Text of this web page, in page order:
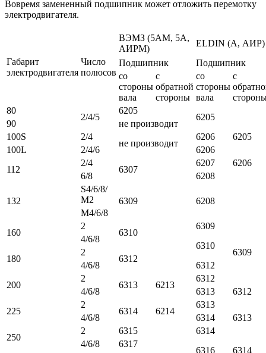
Вовремя замененный подшипник может отложить перемотку
электродвигателя.
Габарит
электродвигателя
Число
полюсов
ВЭМЗ (5АМ, 5А,
АИРМ)
ELDIN (А, АИР)
Подшипник
Подшипник
со
стороны
вала
с
обратной
стороны
со
стороны
вала
с
80
2/4/5
6205
6205
90
не производит
100S
2/4
не производит
6206
6205
100L
2/4/6
6206
112
2/4
6307
6207
6206
6/8
6208
132
S4/6/8/
М2
6309
6208
М4/6/8
160
2
6310
6309
4/6/8
6310
6309
180
2
6312
4/6/8
6312
200
2
6313 6213
6312
4/6/8
6313
6312
225
2
6314 6214
6313
4/6/8
6314
6313
250
2 6315
6314
4/6/8
6317
6316
6314